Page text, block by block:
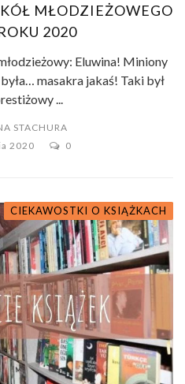
MŁODZIEŻOWEGO
2020
Eluwina! Miniony
masakra jakaś! Taki był
...
STACHURA
2020
0
CIEKAWOSTKI O KSIĄŻKACH